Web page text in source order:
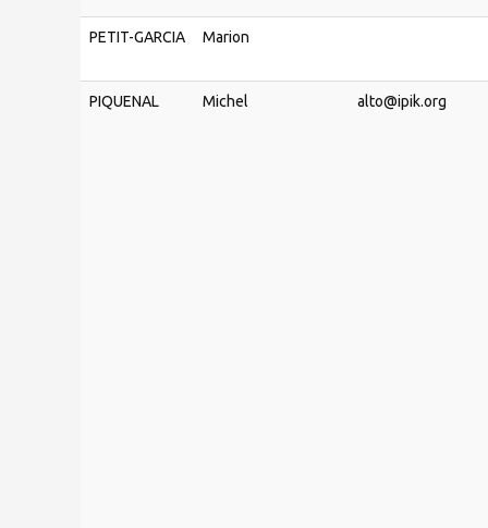
PETIT-GARCIA Marion
PIQUENAL Michel alto@ipik.org